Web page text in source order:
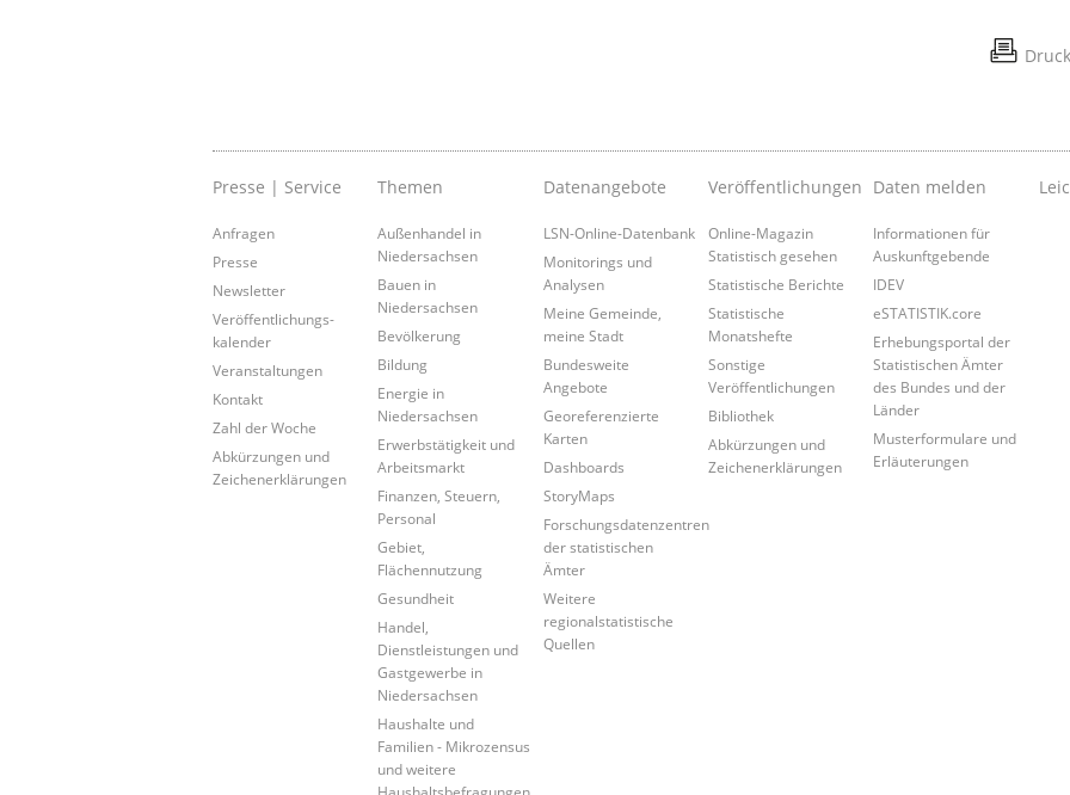
Presse | Service
Anfragen
Presse
Newsletter
Veröffentlichungs-
kalender
Veranstaltungen
Kontakt
Zahl der Woche
Abkürzungen und
Zeichenerklärungen
Themen
Außenhandel in
Niedersachsen
Bauen in
Niedersachsen
Bevölkerung
Bildung
Energie in
Niedersachsen
Erwerbstätigkeit und
Arbeitsmarkt
Finanzen, Steuern,
Personal
Gebiet,
Flächennutzung
Gesundheit
Handel,
Dienstleistungen und
Gastgewerbe in
Niedersachsen
Haushalte und
Familien - Mikrozensus
und weitere
Haushaltsbefragungen
Datenangebote
LSN-Online-Datenbank
Monitorings und
Analysen
Meine Gemeinde,
meine Stadt
Bundesweite
Angebote
Georeferenzierte
Karten
Dashboards
StoryMaps
Forschungsdatenzentren
der statistischen
Ämter
Weitere
regionalstatistische
Quellen
Veröffentlichungen
Online-Magazin
Statistisch gesehen
Statistische Berichte
Statistische
Monatshefte
Sonstige
Veröffentlichungen
Bibliothek
Abkürzungen und
Zeichenerklärungen
Daten melden
Informationen für
Auskunftgebende
IDEV
eSTATISTIK.core
Erhebungsportal der
Statistischen Ämter
des Bundes und der
Länder
Musterformulare und
Erläuterungen